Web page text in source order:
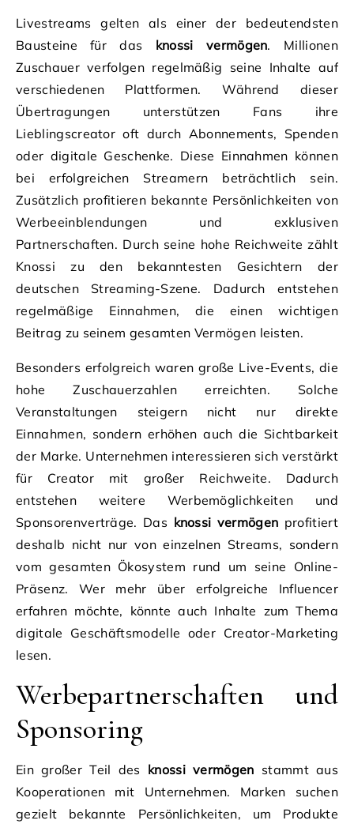
Livestreams gelten als einer der bedeutendsten
Bausteine für das knossi vermögen. Millionen
Zuschauer verfolgen regelmäßig seine Inhalte auf
verschiedenen Plattformen. Während dieser
Übertragungen unterstützen Fans ihre
Lieblingscreator oft durch Abonnements, Spenden
oder digitale Geschenke. Diese Einnahmen können
bei erfolgreichen Streamern beträchtlich sein.
Zusätzlich profitieren bekannte Persönlichkeiten von
Werbeeinblendungen und exklusiven
Partnerschaften. Durch seine hohe Reichweite zählt
Knossi zu den bekanntesten Gesichtern der
deutschen Streaming-Szene. Dadurch entstehen
regelmäßige Einnahmen, die einen wichtigen
Beitrag zu seinem gesamten Vermögen leisten.
Besonders erfolgreich waren große Live-Events, die
hohe Zuschauerzahlen erreichten. Solche
Veranstaltungen steigern nicht nur direkte
Einnahmen, sondern erhöhen auch die Sichtbarkeit
der Marke. Unternehmen interessieren sich verstärkt
für Creator mit großer Reichweite. Dadurch
entstehen weitere Werbemöglichkeiten und
Sponsorenverträge. Das knossi vermögen profitiert
deshalb nicht nur von einzelnen Streams, sondern
vom gesamten Ökosystem rund um seine Online-
Präsenz. Wer mehr über erfolgreiche Influencer
erfahren möchte, könnte auch Inhalte zum Thema
digitale Geschäftsmodelle oder Creator-Marketing
lesen.
Werbepartnerschaften und
Sponsoring
Ein großer Teil des knossi vermögen stammt aus
Kooperationen mit Unternehmen. Marken suchen
gezielt bekannte Persönlichkeiten, um Produkte